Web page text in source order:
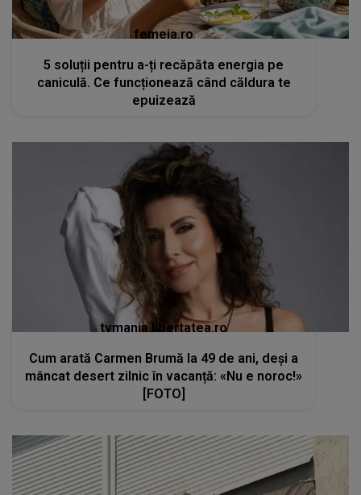
femeia.ro
5 soluții pentru a-ți recăpăta energia pe
caniculă. Ce funcționează când căldura te
epuizează
tvmania.libertatea.ro
Cum arată Carmen Brumă la 49 de ani, deși a
mâncat desert zilnic în vacanță: «Nu e noroc!»
[FOTO]